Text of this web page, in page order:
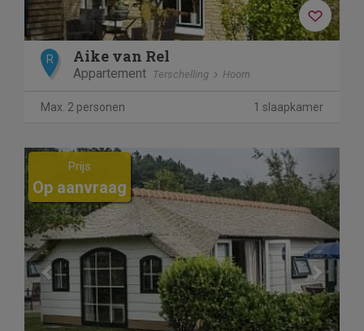
R Aike van Rel
Appartement Terschelling Hoorn
Max. 2 personen 1 slaapkamer
Previous
Prijs
Op aanvraag